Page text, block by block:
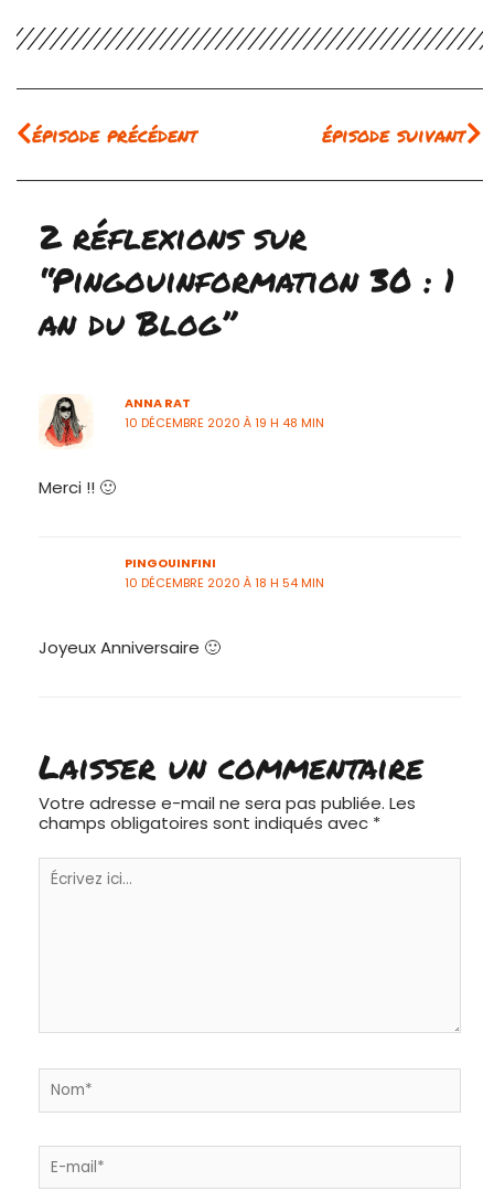
Précédent
épisode précédent épisode suivant
2 réflexions sur
“Pingouinformation 30 : 1
an du Blog”
ANNA RAT
10 DÉCEMBRE 2020 À 19 H 48 MIN
Merci !! 🙂
PINGOUINFINI
10 DÉCEMBRE 2020 À 18 H 54 MIN
Joyeux Anniversaire 🙂
Laisser un commentaire
Votre adresse e-mail ne sera pas publiée. Les
champs obligatoires sont indiqués avec *
Écrivez
ici…
Nom*
E-
mail*